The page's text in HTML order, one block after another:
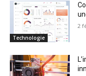
Technologie
2